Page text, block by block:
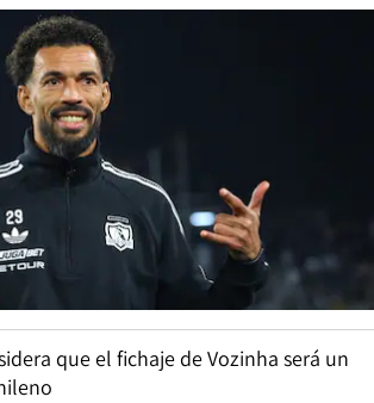
que el fichaje de Vozinha será un